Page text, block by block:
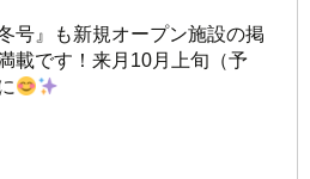
号』も新規オープン施設の掲
載です！来月10月上旬（予